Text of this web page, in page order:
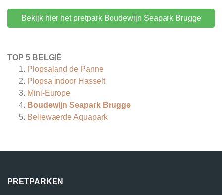
Bekijk hier het pretpark Boudewijn Seapark Brugge
TOP 5 BELGIË
Plopsaland de Panne
Plopsa indoor Hasselt
Mini-Europe
Boudewijn Seapark Brugge
Bellewaerde Aquapark
PRETPARKEN